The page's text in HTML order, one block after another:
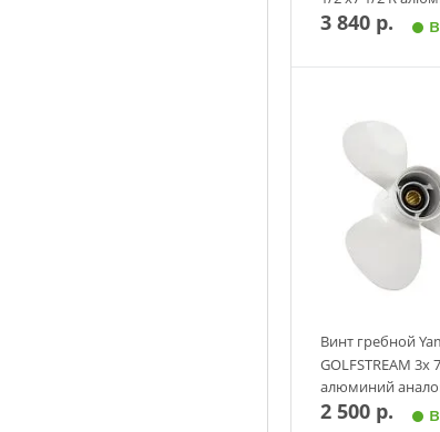
аналог
3 840 р.
Винт гребной
GOLFSTREAM 3х
алюминий
2 500 р.